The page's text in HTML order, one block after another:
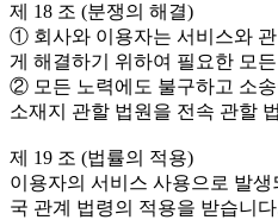
제 18 조 (분쟁의 해결)
① 회사와 이용자는 서비스와
게 해결하기 위하여 필요한 모
② 모든 노력에도 불구하고 소
소재지 관할 법원을 전속 관할
제 19 조 (법률의 적용)
이용자의 서비스 사용으로 발
국 관계 법령의 적용을 받습니